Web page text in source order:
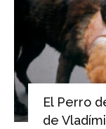
El Perro
de